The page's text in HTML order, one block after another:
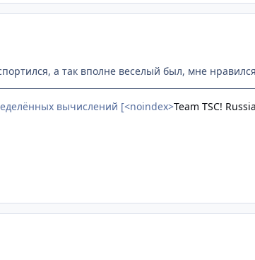
а так вполне веселый был, мне
вычислений [<noindex>Team TSC! Russia